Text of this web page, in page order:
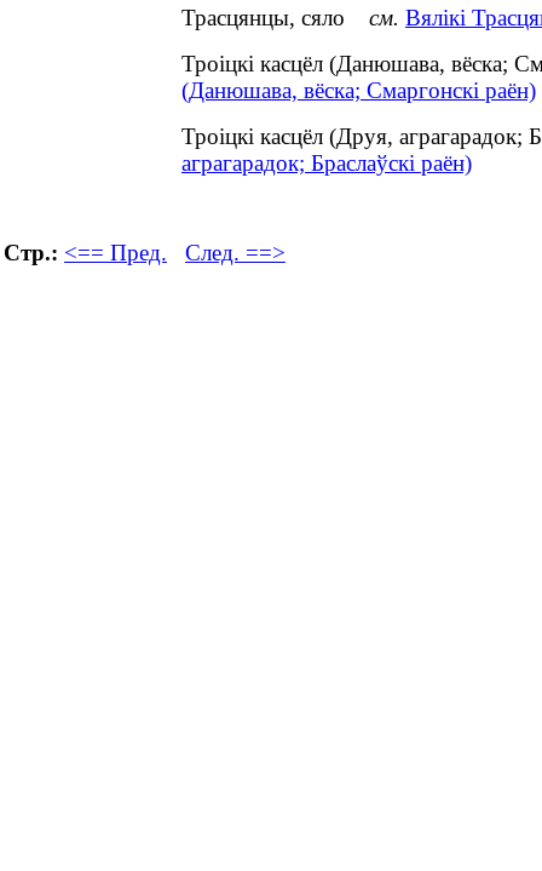
Трасцянцы, сяло см. Вялікі
Троіцкі касцёл (Данюшава, вёска;
(Данюшава, вёска; Смаргонскі раён)
Троіцкі касцёл (Друя,
аграгарадок; Браслаўскі раён)
Стр.: <== Пред. След. ==>